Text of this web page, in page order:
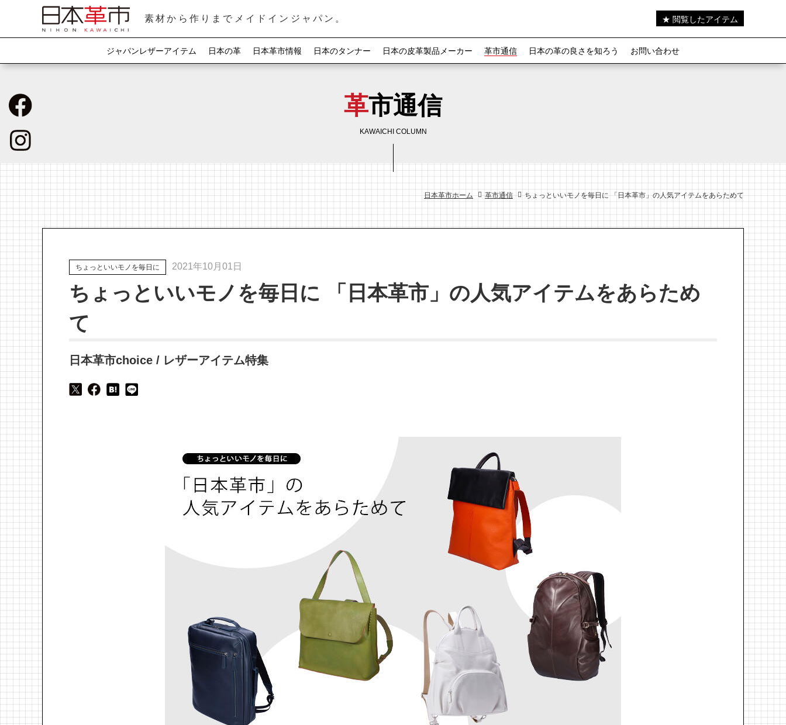
素材から作りまでメイドインジャパン。 ★ 閲覧したアイテム
ジャパンレザーアイテム 日本の革 日本革市情報 日本のタンナー 日本の皮革製品メーカー 革市通信 日本の革の良さを知ろう お問い合わせ
革市通信
KAWAICHI COLUMN
日本革市ホーム 革市通信 ちょっといいモノを毎日に 「日本革市」の人気アイテムをあらためて
ちょっといいモノを毎日に 2021年10月01日
ちょっといいモノを毎日に 「日本革市」の人気アイテムをあらため
て
日本革市choice / レザーアイテム特集